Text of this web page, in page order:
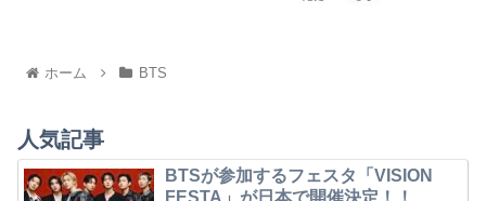
ホーム BTS
人気記事
BTSが参加するフェスタ「VISION
FESTA」が日本で開催決定！！